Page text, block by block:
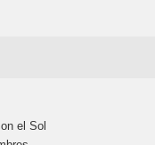
el Sol